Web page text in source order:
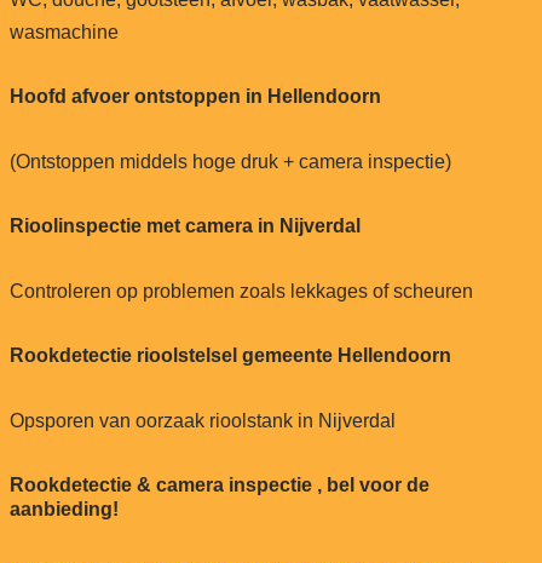
wasmachine
Hoofd afvoer ontstoppen in Hellendoorn
(Ontstoppen middels hoge druk + camera inspectie)
Rioolinspectie met camera in Nijverdal
Controleren op problemen zoals lekkages of scheuren
Rookdetectie rioolstelsel gemeente Hellendoorn
Opsporen van oorzaak rioolstank in Nijverdal
Rookdetectie & camera inspectie , bel voor de
aanbieding!